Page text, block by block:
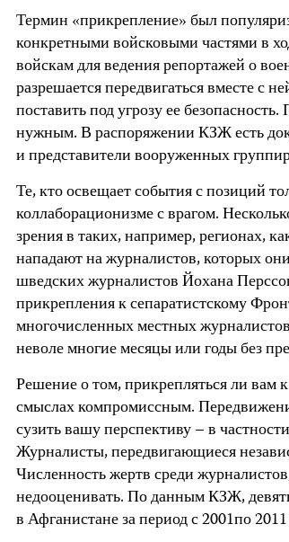
Термин «прикрепление» был
конкретными войсковыми частями в
войскам для ведения репортажей о
разрешается передвигаться вместе с
поставить под угрозу ее
нужным. В распоряжении КЗЖ есть
и представители вооруженных
Те, кто освещает события с позиций
коллаборационизме с врагом.
зрения в таких, например, регионах,
нападают на журналистов, которых
шведских журналистов Йохана
прикрепления к сепаратистскому
многочисленных местных
неволе многие месяцы или годы без
Решение о том, прикрепляться ли вам
смыслах компромиссным.
сузить вашу перспективу – в
Журналисты, передвигающиеся
Численность жертв среди
недооценивать. По данным КЗЖ,
в Афганистане за период с 2001по 2011